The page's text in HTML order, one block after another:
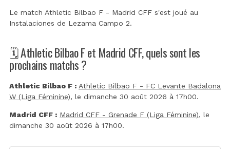
Le match Athletic Bilbao F - Madrid CFF s'est joué au
Instalaciones de Lezama Campo 2.
🗓️ Athletic Bilbao F et Madrid CFF, quels sont les
prochains matchs ?
Athletic Bilbao F : Athletic Bilbao F - FC Levante Badalona
W (Liga Féminine), le dimanche 30 août 2026 à 17h00.
Madrid CFF : Madrid CFF - Grenade F (Liga Féminine), le
dimanche 30 août 2026 à 17h00.